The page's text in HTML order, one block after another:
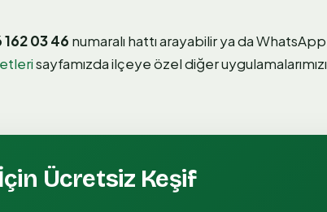
03 46 numaralı hattı arayabilir ya da WhatsApp
sayfamızda ilçeye özel diğer uygulamalarımızı
İçin Ücretsiz Keşif